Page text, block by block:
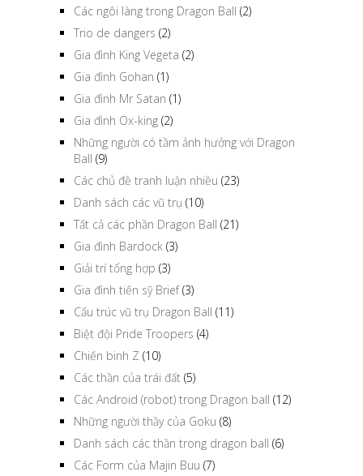
Các ngôi làng trong Dragon Ball (2)
Trio de dangers (2)
Gia đình King Vegeta (2)
Gia đình Gohan (1)
Gia đình Mr Satan (1)
Gia đình Ox-king (2)
Những người có tầm ảnh hưởng với Dragon
Ball (9)
Các chủ đề tranh luận nhiều (23)
Danh sách các vũ trụ (10)
Tất cả các phần Dragon Ball (21)
Gia đình Bardock (3)
Giải trí tổng hợp (3)
Gia đình tiến sỹ Brief(3)
Cấu trúc vũ trụ Dragon Ball (11)
Biệt đội Pride Troopers (4)
Chiến binh Z (10)
Các thần của trái đất (5)
Các Android (robot) trong Dragon ball (12)
Những người thầy của Goku (8)
Danh sách các thần trong dragon ball (6)
Các Form của Majin Buu (7)